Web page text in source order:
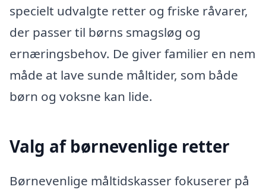
specielt udvalgte retter og friske råvarer,
der passer til børns smagsløg og
ernæringsbehov. De giver familier en nem
måde at lave sunde måltider, som både
børn og voksne kan lide.
Valg af børnevenlige retter
Børnevenlige måltidskasser fokuserer på